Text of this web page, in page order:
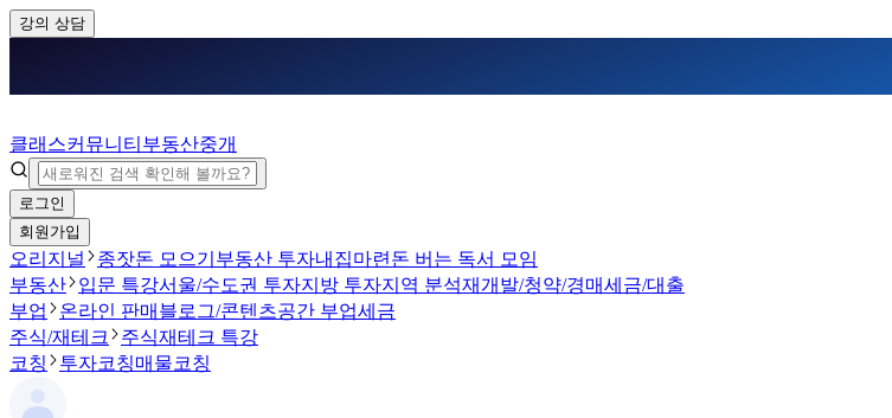
강의 상담
클래스커뮤니티 부동산중개
로그인
회원가입
오리지널 종잣돈 모으기 부동산 투자내집마련 돈 버는 독서 모임
부동산
입문 특강서울/수도권 투자지방 투자지역 분석재개발/청약/경매세금/대출
부업
온라인 판매 블로그/콘텐츠공간 부업세금
주식/재테크
주식재테크 특강
코칭
투자코칭매물코칭